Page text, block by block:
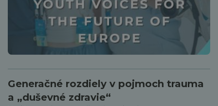
Generačné rozdiely v pojmoch trauma
a „duševné zdravie“